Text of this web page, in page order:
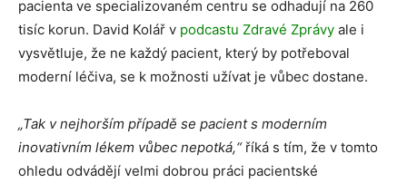
pacienta ve specializovaném centru se odhadují na 260
tisíc korun. David Kolář v podcastu Zdravé Zprávy ale i
vysvětluje, že ne každý pacient, který by potřeboval
moderní léčiva, se k možnosti užívat je vůbec dostane.
„Tak v nejhorším případě se pacient s moderním
inovativním lékem vůbec nepotká,“ říká s tím, že v tomto
ohledu odvádějí velmi dobrou práci pacientské